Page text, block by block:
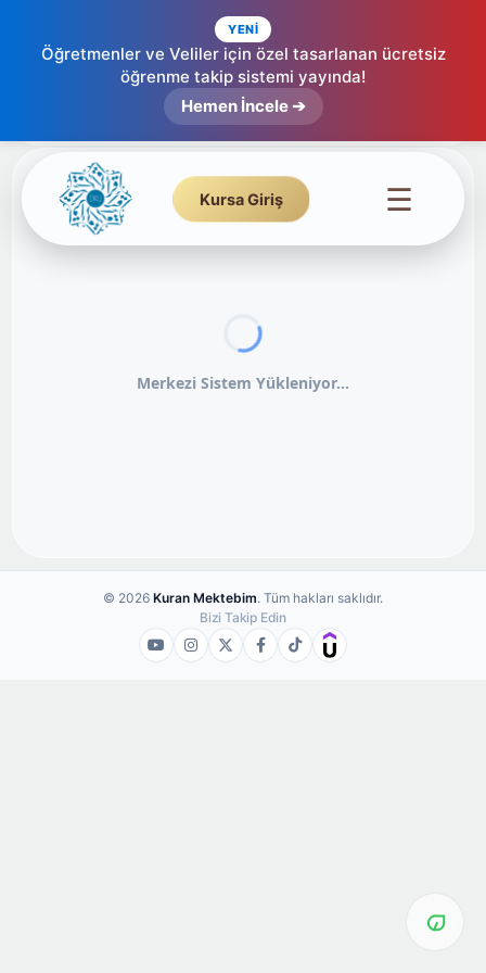
YENİ
Öğretmenler ve Veliler için özel tasarlanan ücretsiz
öğrenme takip sistemi yayında!
Hemen İncele ➔
Kursa Giriş ☰
Merkezi Sistem Yükleniyor...
© 2026 Kuran Mektebim. Tüm hakları saklıdır.
Bizi Takip Edin